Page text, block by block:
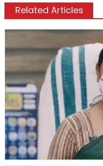
Related Articles